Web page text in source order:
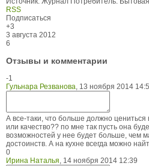
RSS
Подписаться
+3
3 августа 2012
6
Отзывы и комментарии
-1
Гульнара Резванова, 13 ноября 2014
А все-таки, что больше должно
или качество?? по мне так пусть она
возможностей у нее будет больше, чем
достоинств. А на кухне всегда можно
0
Ирина Наталья, 14 ноября 2014 12:39